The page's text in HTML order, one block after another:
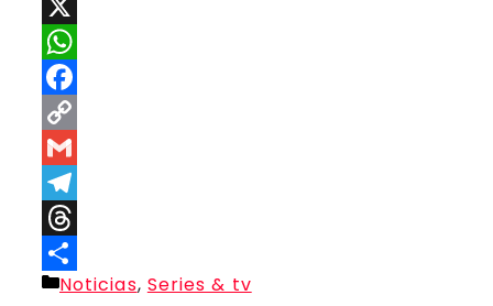
X
WhatsApp
Facebook
Copy
Link
Gmail
Telegram
Threads
Compartir
Categorías
Noticias, Series & tv